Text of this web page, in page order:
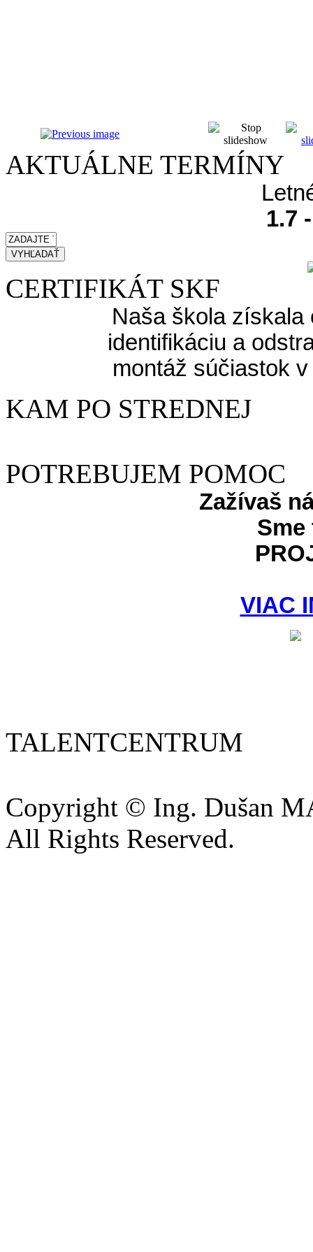
AKTUÁLNE TERMÍNY
1.7
CERTIFIKÁT SKF
Naša škola získala
identifikáciu a
montáž súčiastok
KAM PO STREDNEJ
POTREBUJEM POMOC
Zažívaš
Sme
VIAC
TALENTCENTRUM
Copyright © Ing. Dušan
All Rights Reserved.